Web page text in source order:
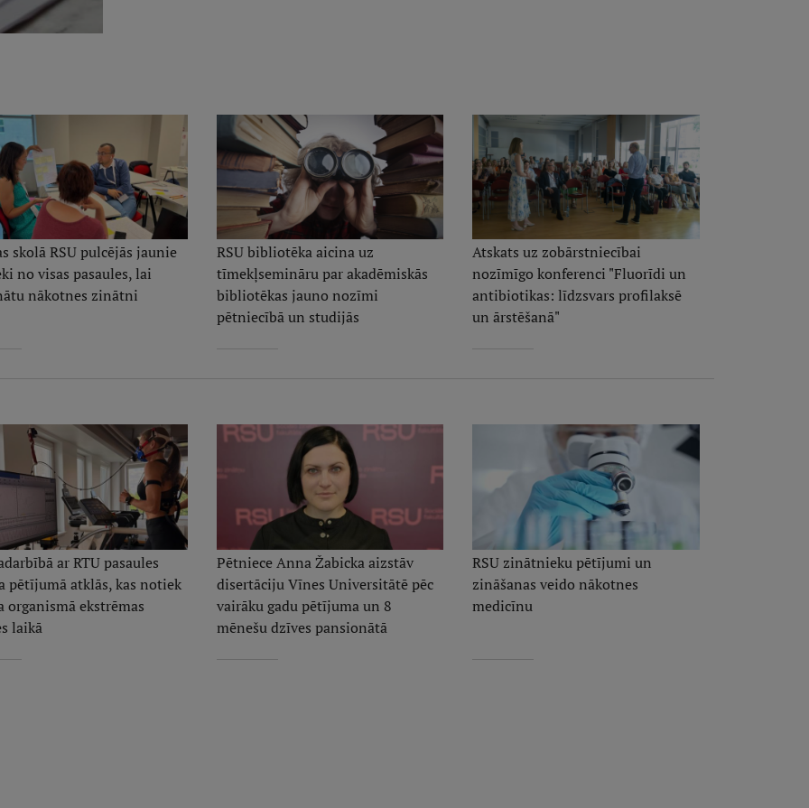
skolā RSU pulcējās jaunie
no visas pasaules, lai
nākotnes zinātni
RSU bibliotēka aicina uz
tīmekļsemināru par akadēmiskās
bibliotēkas jauno nozīmi
pētniecībā un studijās
Atskats uz zobārstniecībai
nozīmīgo konferenci "Fluorīdi un
antibiotikas: līdzsvars profilaksē
un ārstēšanā"
ar RTU pasaules
pētījumā atklās, kas notiek
organismā ekstrēmas
laikā
Pētniece Anna Žabicka aizstāv
disertāciju Vīnes Universitātē pēc
vairāku gadu pētījuma un 8
mēnešu dzīves pansionātā
RSU zinātnieku pētījumi un
zināšanas veido nākotnes
medicīnu